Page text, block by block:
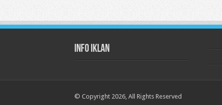
Info Iklan
© Copyright 2026, All Rights Reserved